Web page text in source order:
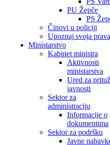
PU Žepče
PS
Činovi u policiji
Upoznaj svoja prava
Ministarstvo
Kabinet ministra
Aktivnosti
ministarstva
Ured za
javnosti
Sektor za
administraciju
Informacije o
dokumentima
Sektor za podršku
Javne